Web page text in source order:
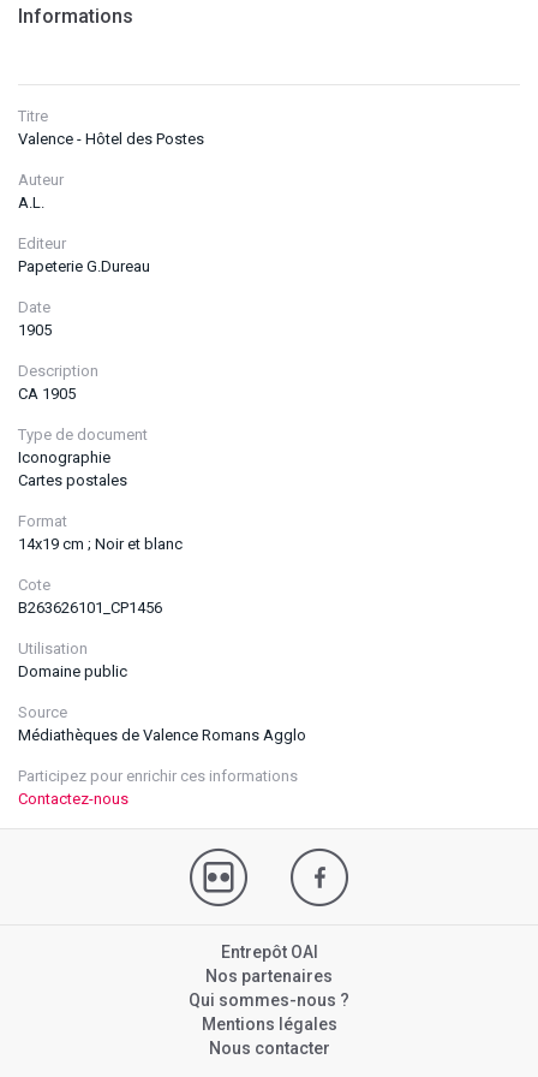
Informations
Titre
Valence - Hôtel des Postes
Auteur
A.L.
Editeur
Papeterie G.Dureau
Date
1905
Description
CA 1905
Type de document
Iconographie
Cartes postales
Format
14x19 cm ; Noir et blanc
Cote
B263626101_CP1456
Utilisation
Domaine public
Source
Médiathèques de Valence Romans Agglo
Participez pour enrichir ces informations
Contactez-nous
Entrepôt OAI
Nos partenaires
Qui sommes-nous ?
Mentions légales
Nous contacter